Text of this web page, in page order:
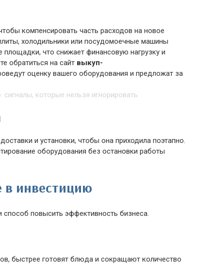
компенсировать часть расходов на новое
холодильники или посудомоечные машины
что снижает финансовую нагрузку и
обратиться на сайт выкуп-
оценку вашего оборудования и предложат за
и установки, чтобы она приходила поэтапно.
оборудования без остановки работы
в инвестицию
повысить эффективность бизнеса.
быстрее готовят блюда и сокращают количество